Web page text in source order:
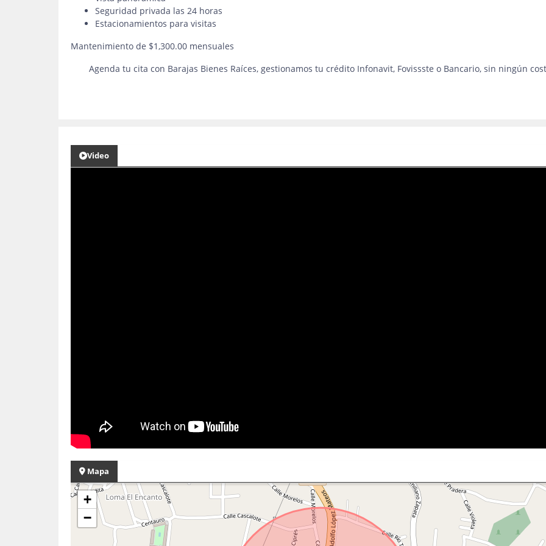
Seguridad privada las 24 horas
Estacionamientos para visitas
Mantenimiento de $1,300.00 mensuales
Agenda tu cita con Barajas Bienes Raíces, gestionamos tu crédito Infonavit, Fovissste o Bancario, sin ningún
Video
Mapa
+
−